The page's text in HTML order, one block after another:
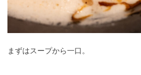
まずはスープから一口。